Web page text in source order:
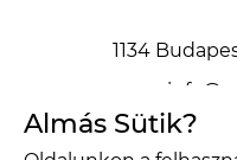
1134
Almás Sütik?